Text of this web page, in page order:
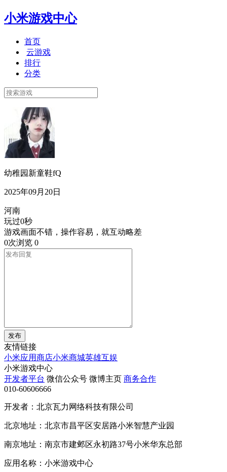
小米游戏中心
首页
云游戏
排行
分类
幼稚园新童鞋fQ
2025年09月20日
河南
玩过0秒
游戏画面不错，操作容易，就互动略差
0次浏览 0
发布
友情链接
小米应用商店小米商城英雄互娱
小米游戏中心
开发者平台 微信公众号 微博主页 商务合作
010-60606666
开发者：北京瓦力网络科技有限公司
北京地址：北京市昌平区安居路小米智慧产业园
南京地址：南京市建邺区永初路37号小米华东总部
应用名称：小米游戏中心